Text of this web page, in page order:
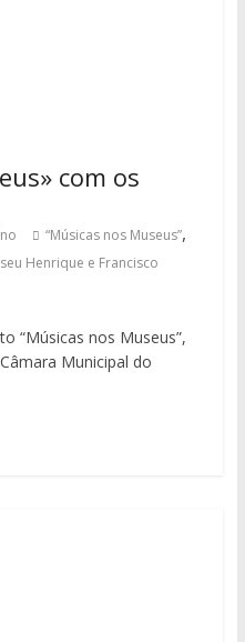
com os
“Músicas nos Museus”,
Henrique e Francisco
“Músicas nos Museus”,
Municipal do